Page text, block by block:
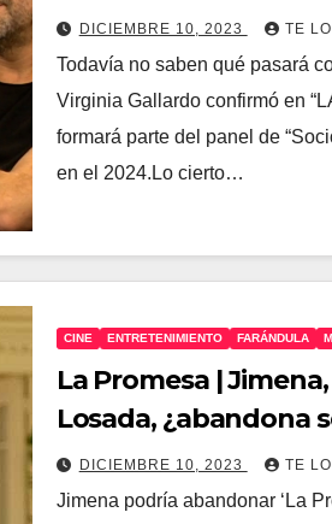
panelista
DICIEMBRE 10, 2023 TE
Todavía no saben qué pasará
Virginia Gallardo confirmó en
formará parte del panel de
en el 2024.Lo cierto…
CINE ENTRETENIMIENTO FARÁNDULA
La Promesa |
Losada, ¿abandona
DICIEMBRE 10, 2023 TE
Jimena podría abandonar ‘La